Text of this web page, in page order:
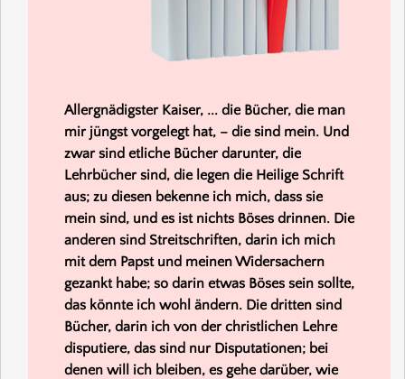
Allergnädigster Kaiser, ... die Bücher, die man
mir jüngst vorgelegt hat, – die sind mein. Und
zwar sind etliche Bücher darunter, die
Lehrbücher sind, die legen die Heilige Schrift
aus; zu diesen bekenne ich mich, dass sie
mein sind, und es ist nichts Böses drinnen. Die
anderen sind Streitschriften, darin ich mich
mit dem Papst und meinen Widersachern
gezankt habe; so darin etwas Böses sein sollte,
das könnte ich wohl ändern. Die dritten sind
Bücher, darin ich von der christlichen Lehre
disputiere, das sind nur Disputationen; bei
denen will ich bleiben, es gehe darüber, wie